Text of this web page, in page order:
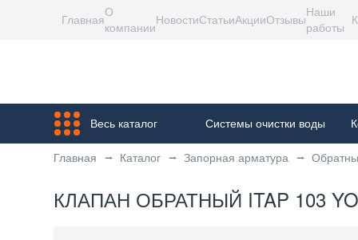
Главная
О
компании
НовостиСтатьиАкцииОтзывы
Наши
работы
Весь каталог Системы очистки воды
Главная Каталог Запорная арматура
КЛАПАН ОБРАТНЫЙ ITAP 103